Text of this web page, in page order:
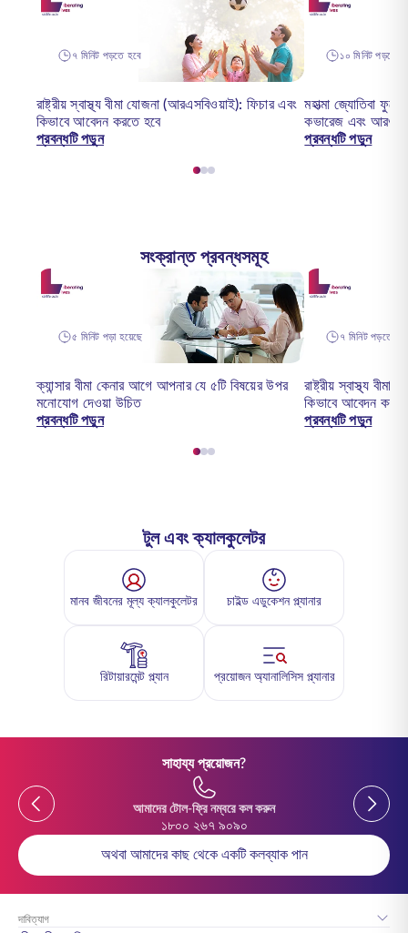
৭ মিনিট পড়তে হবে
রাষ্ট্রীয় স্বাস্থ্য বীমা যোজনা (আরএসবিওয়াই): ফিচার এবং
কিভাবে আবেদন করতে হবে
প্রবন্ধটি পড়ুন
১০ মিনিট পড়তে
মহাত্মা জ্যোতিবা
কভারেজ এবং আরও
প্রবন্ধটি পড়ুন
সংক্রান্ত প্রবন্ধসমূহ
৫ মিনিট পড়া হয়েছে
ক্যান্সার বীমা কেনার আগে আপনার যে ৫টি বিষয়ের উপর
মনোযোগ দেওয়া উচিত
প্রবন্ধটি পড়ুন
৭ মিনিট পড়তে
রাষ্ট্রীয় স্বাস্থ্য
কিভাবে আবেদন
প্রবন্ধটি পড়ুন
টুল এবং ক্যালকুলেটর
মানব জীবনের মূল্য ক্যালকুলেটর চাইল্ড এডুকেশন প্ল্যানার
রিটায়ারমেন্ট প্ল্যান প্রয়োজন অ্যানালিসিস প্ল্যানার
সাহায্য প্রয়োজন?
Previous
আমাদের টোল-ফ্রি নম্বরে কল করুন
১৮০০ ২৬৭ ৯০৯০
Previous
অথবা আমাদের কাছ থেকে একটি কলব্যাক পান
দাবিত্যাগ